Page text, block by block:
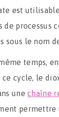
est
de processus
sous le nom
temps,
ce cycle, le
unechaîne
permettre